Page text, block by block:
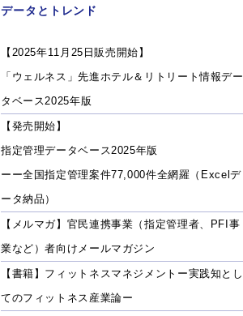
データとトレンド
【2025年11月25日販売開始】
「ウェルネス」先進ホテル＆リトリート情報デー
タベース2025年版
【発売開始】
指定管理データベース2025年版
ーー全国指定管理案件77,000件全網羅（Excelデ
ータ納品）
【メルマガ】官民連携事業（指定管理者、PFI事
業など）者向けメールマガジン
【書籍】フィットネスマネジメントー実践知とし
てのフィットネス産業論ー